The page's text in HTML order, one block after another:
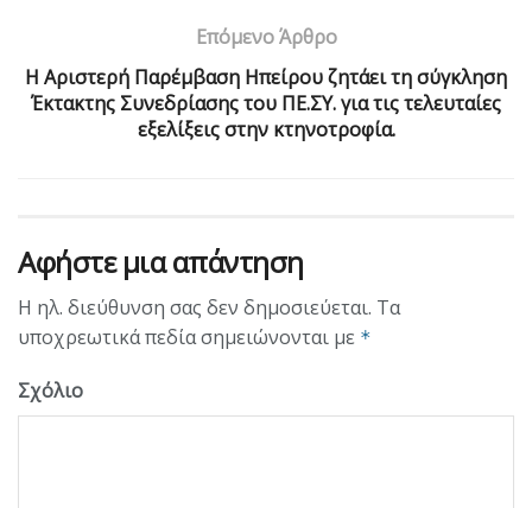
Επόμενο Άρθρο
Η Αριστερή Παρέμβαση Ηπείρου ζητάει τη σύγκληση
Έκτακτης Συνεδρίασης του ΠΕ.ΣΥ. για τις τελευταίες
εξελίξεις στην κτηνοτροφία.
Αφήστε μια απάντηση
Η ηλ. διεύθυνση σας δεν δημοσιεύεται. Τα
υποχρεωτικά πεδία σημειώνονται με *
Σχόλιο